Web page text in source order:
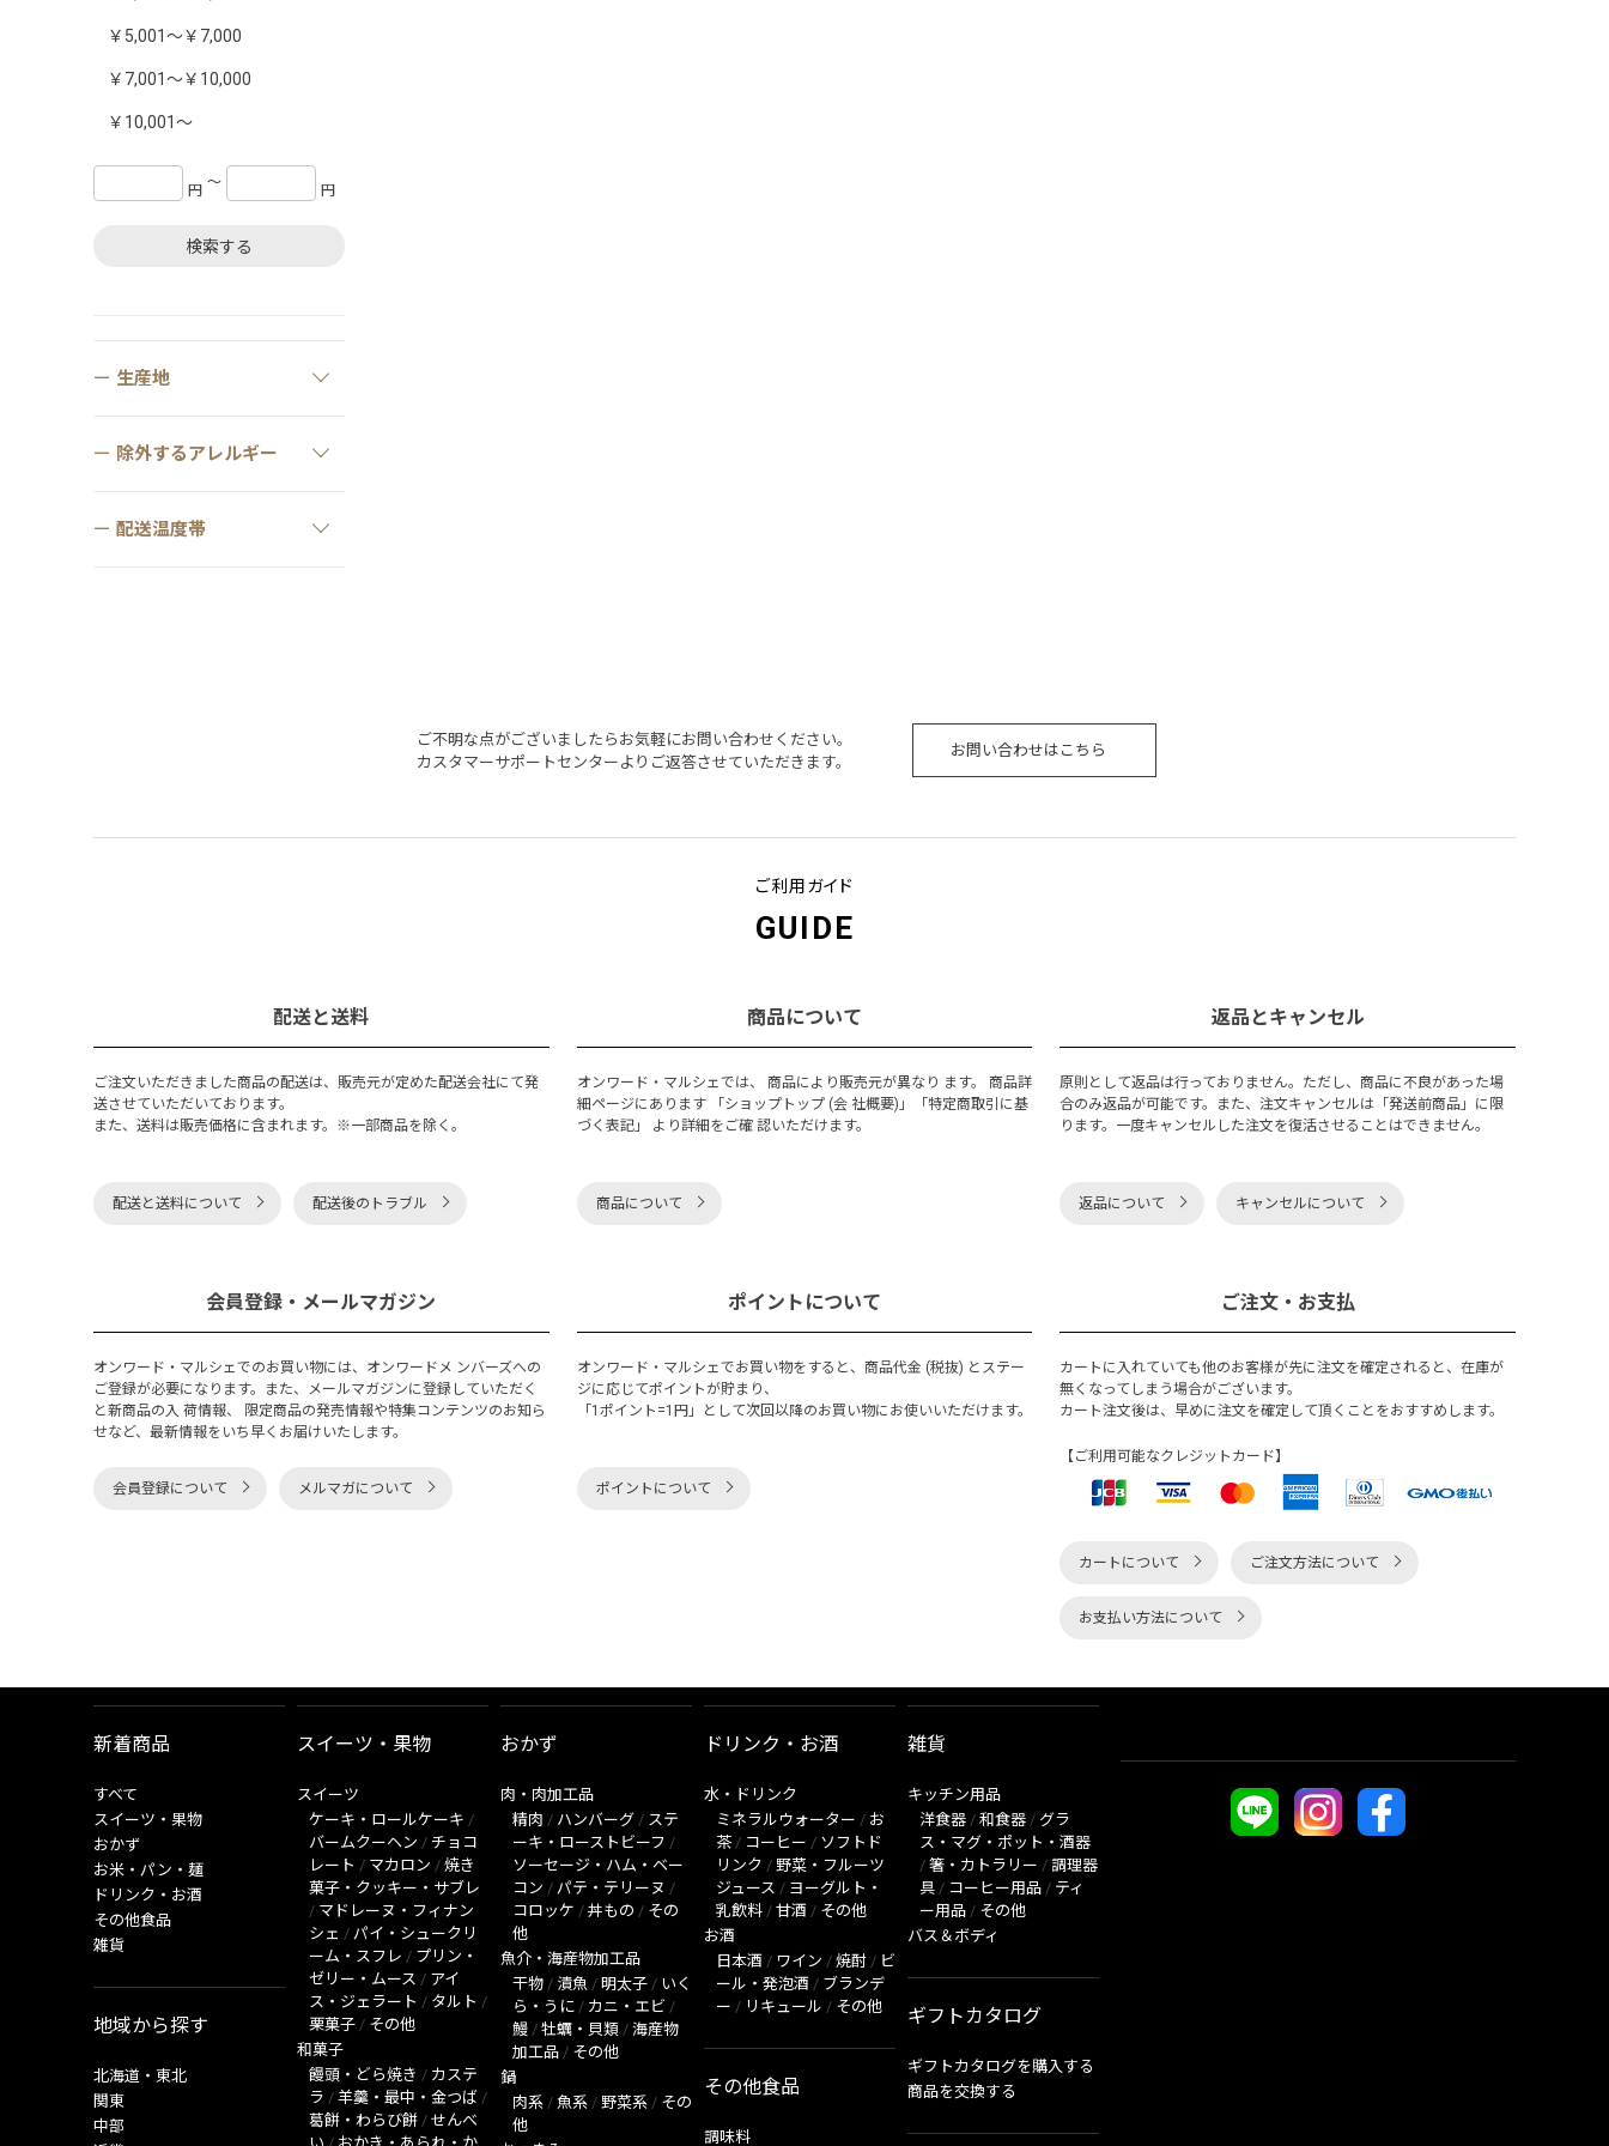
￥5,001～￥7,000
￥7,001～￥10,000
￥10,001～
円 〜 円
検索する
生産地
除外するアレルギー
配送温度帯
ご不明な点がございましたらお気軽にお問い合わせください。
カスタマーサポートセンターよりご返答させていただきます。
お問い合わせはこちら
ご利用ガイド
GUIDE
配送と送料
ご注文いただきました商品の配送は、販売元が定めた配送会社にて発
送させていただいております。
また、送料は販売価格に含まれます。※一部商品を除く。
配送と送料について 配送後のトラブル
商品について
オンワード・マルシェでは、 商品により販売元が異なり ます。 商品詳
細ページにあります 「ショップトップ (会 社概要)」「特定商取引に基
づく表記」 より詳細をご確 認いただけます。
商品について
返品とキャンセル
原則として返品は行っておりません。ただし、商品に不良があった場
合のみ返品が可能です。また、注文キャンセルは「発送前商品」に限
ります。一度キャンセルした注文を復活させることはできません。
返品について キャンセルについて
会員登録・メールマガジン
オンワード・マルシェでのお買い物には、オンワードメ ンバーズへの
ご登録が必要になります。また、メールマガジンに登録していただく
と新商品の入 荷情報、 限定商品の発売情報や特集コンテンツのお知ら
せなど、最新情報をいち早くお届けいたします。
会員登録について メルマガについて
ポイントについて
オンワード・マルシェでお買い物をすると、商品代金 (税抜) とステー
ジに応じてポイントが貯まり、
「1ポイント=1円」として次回以降のお買い物にお使いいただけます。
ポイントについて
ご注文・お支払
カートに入れていても他のお客様が先に注文を確定されると、在庫が
無くなってしまう場合がございます。
カート注文後は、早めに注文を確定して頂くことをおすすめします。
【ご利用可能なクレジットカード】
カートについて ご注文方法について
お支払い方法について
新着商品
すべて
スイーツ・果物
おかず
お米・パン・麺
ドリンク・お酒
その他食品
雑貨
地域から探す
北海道・東北
関東
中部
スイーツ・果物
スイーツ
ケーキ・ロールケーキ /
バームクーヘン / チョコ
レート / マカロン / 焼き
菓子・クッキー・サブレ
/ マドレーヌ・フィナン
シェ / パイ・シュークリ
ーム・スフレ / プリン・
ゼリー・ムース / アイ
ス・ジェラート / タルト /
栗菓子 / その他
和菓子
饅頭・どら焼き / カステ
ラ / 羊羹・最中・金つば /
葛餅・わらび餅 / せんべ
おかず
肉・肉加工品
精肉 / ハンバーグ / ステ
ーキ・ローストビーフ /
ソーセージ・ハム・ベー
コン / パテ・テリーヌ /
コロッケ / 丼もの / その
他
魚介・海産物加工品
干物 / 漬魚 / 明太子 / いく
ら・うに / カニ・エビ /
鰻 / 牡蠣・貝類 / 海産物
加工品 / その他
鍋
肉系 / 魚系 / 野菜系 / その
他
ドリンク・お酒
水・ドリンク
ミネラルウォーター / お
茶 / コーヒー / ソフトド
リンク / 野菜・フルーツ
ジュース / ヨーグルト・
乳飲料 / 甘酒 / その他
お酒
日本酒 / ワイン / 焼酎 / ビ
ール・発泡酒 / ブランデ
ー / リキュール / その他
その他食品
調味料
雑貨
キッチン用品
洋食器 / 和食器 / グラ
ス・マグ・ポット・酒器
/ 箸・カトラリー / 調理器
具 / コーヒー用品 / ティ
ー用品 / その他
バス＆ボディ
ギフトカタログ
ギフトカタログを購入する
商品を交換する